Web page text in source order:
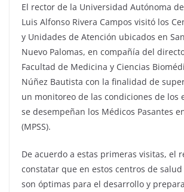
El rector de la Universidad Autónoma
Luis Alfonso Rivera Campos visitó los
y Unidades de Atención ubicados en
Nuevo Palomas, en compañía del
Facultad de Medicina y Ciencias
Núñez Bautista con la finalidad de
un monitoreo de las condiciones de los
se desempeñan los Médicos Pasantes
(MPSS).
De acuerdo a estas primeras visitas, el
constatar que en estos centros de
son óptimas para el desarrollo y